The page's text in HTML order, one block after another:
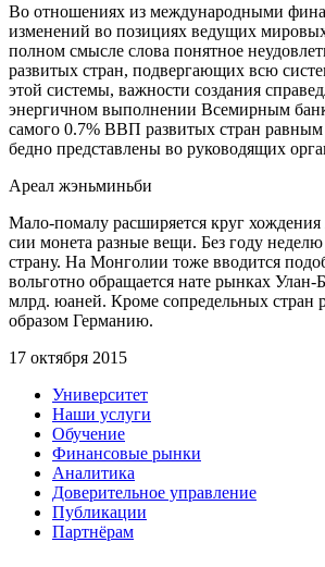
Во отношениях из международными
изменений во позициях ведущих
полном смысле слова понятное
развитых стран, подвергающих всю
этой системы, важности создания
энергичном выполнении Всемирным
самого 0.7% ВВП развитых стран равным
бедно представлены во руководящих
Ареал жэньминьби
Мало-помалу расширяется круг
сии монета разные вещи. Без году
страну. На Монголии тоже вводится
вольготно обращается нате рынках
млрд. юаней. Кроме сопредельных
образом Германию.
17 октября 2015
Университет
Наши услуги
Обучение
Финансовые рынки
Аналитика
Доверительное управление
Публикации
Партнёрам